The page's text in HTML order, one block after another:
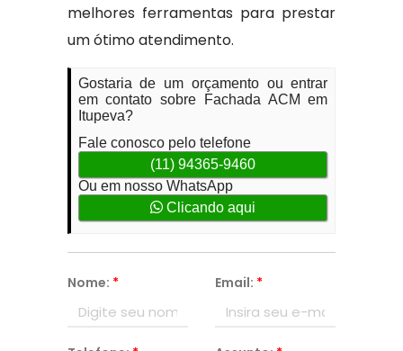
melhores ferramentas para prestar
um ótimo atendimento.
Gostaria de um orçamento ou entrar
em contato sobre Fachada ACM em
Itupeva?
Fale conosco pelo telefone
(11) 94365-9460
Ou em nosso WhatsApp
Clicando aqui
Nome: * Email: *